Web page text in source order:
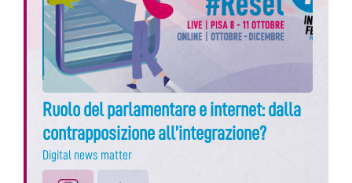
Ruolo del parlamentare e internet: dalla
contrapposizione all’integrazione?
Digital news matter